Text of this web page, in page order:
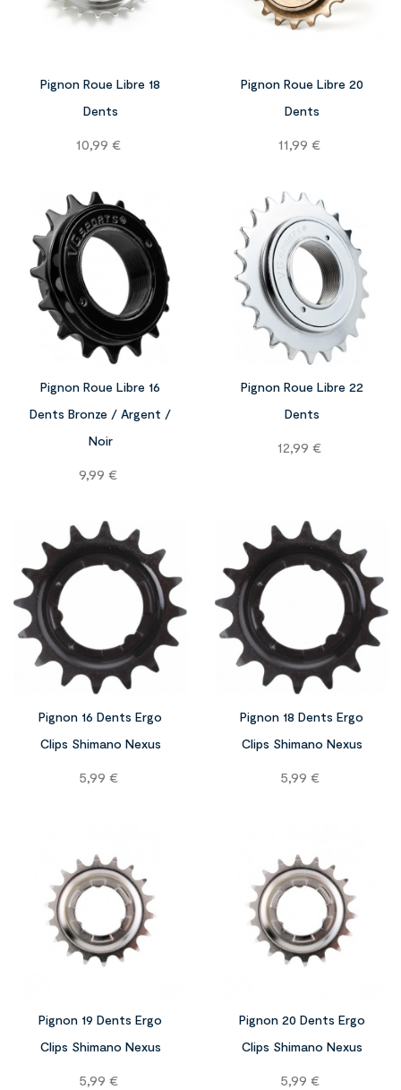
Pignon Roue Libre 18
Dents
Prix
10,99 €
Pignon Roue Libre 20
Dents
Prix
11,99 €
Pignon Roue Libre 16
Dents Bronze / Argent /
Noir
Prix
9,99 €
Pignon Roue Libre 22
Dents
Prix
12,99 €
Pignon 16 Dents Ergo
Clips Shimano Nexus
Prix
5,99 €
Pignon 18 Dents Ergo
Clips Shimano Nexus
Prix
5,99 €
Pignon 19 Dents Ergo
Clips Shimano Nexus
Prix
5,99 €
Pignon 20 Dents Ergo
Clips Shimano Nexus
Prix
5,99 €